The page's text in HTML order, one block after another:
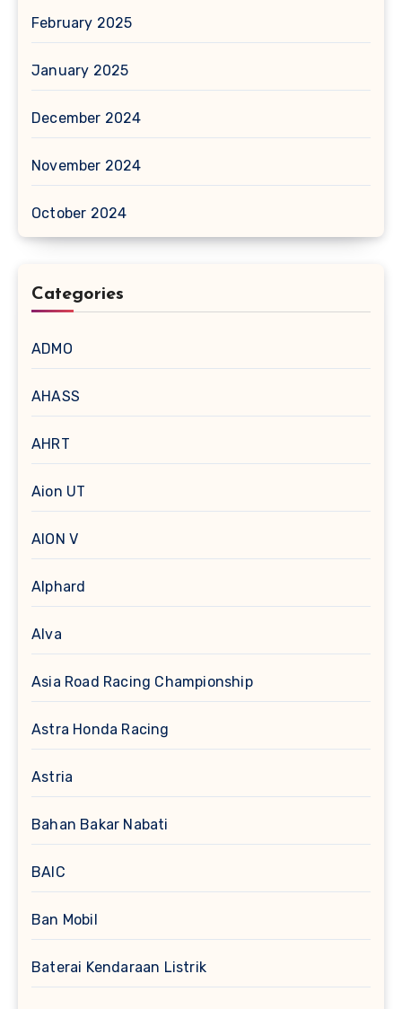
February 2025
January 2025
December 2024
November 2024
October 2024
Categories
ADMO
AHASS
AHRT
Aion UT
AION V
Alphard
Alva
Asia Road Racing Championship
Astra Honda Racing
Astria
Bahan Bakar Nabati
BAIC
Ban Mobil
Baterai Kendaraan Listrik